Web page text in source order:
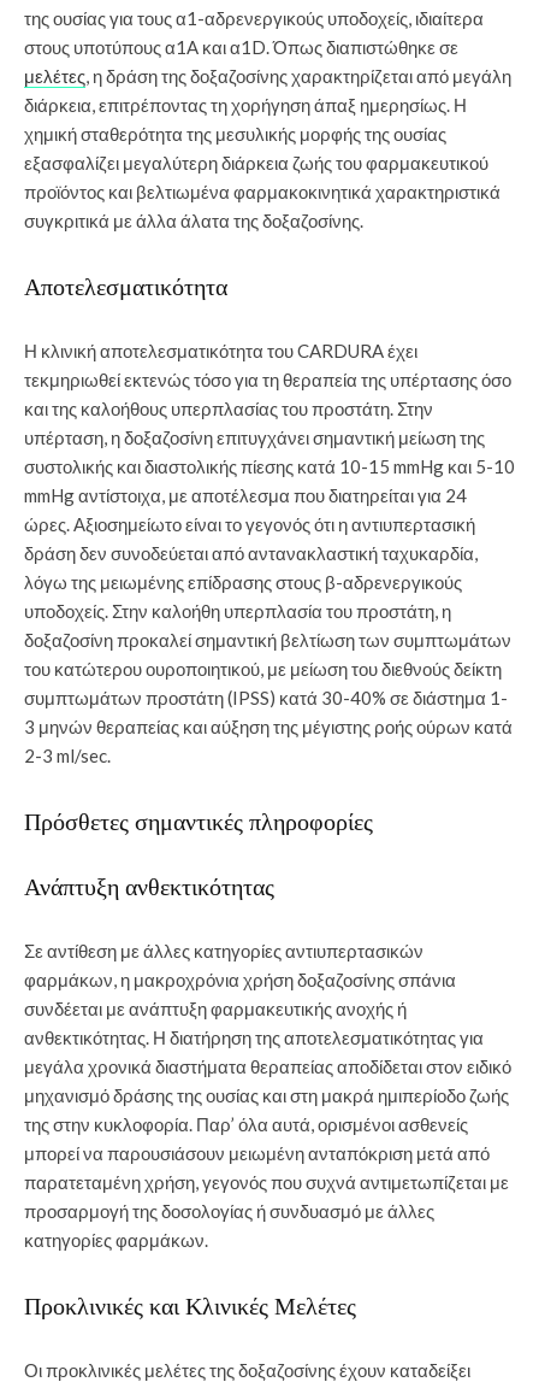
της ουσίας για τους α1-αδρενεργικούς υποδοχείς, ιδιαίτερα
στους υποτύπους α1A και α1D. Όπως διαπιστώθηκε σε
μελέτες, η δράση της δοξαζοσίνης χαρακτηρίζεται από μεγάλη
διάρκεια, επιτρέποντας τη χορήγηση άπαξ ημερησίως. Η
χημική σταθερότητα της μεσυλικής μορφής της ουσίας
εξασφαλίζει μεγαλύτερη διάρκεια ζωής του φαρμακευτικού
προϊόντος και βελτιωμένα φαρμακοκινητικά χαρακτηριστικά
συγκριτικά με άλλα άλατα της δοξαζοσίνης.
Αποτελεσματικότητα
Η κλινική αποτελεσματικότητα του CARDURA έχει
τεκμηριωθεί εκτενώς τόσο για τη θεραπεία της υπέρτασης όσο
και της καλοήθους υπερπλασίας του προστάτη. Στην
υπέρταση, η δοξαζοσίνη επιτυγχάνει σημαντική μείωση της
συστολικής και διαστολικής πίεσης κατά 10-15 mmHg και 5-10
mmHg αντίστοιχα, με αποτέλεσμα που διατηρείται για 24
ώρες. Αξιοσημείωτο είναι το γεγονός ότι η αντιυπερτασική
δράση δεν συνοδεύεται από αντανακλαστική ταχυκαρδία,
λόγω της μειωμένης επίδρασης στους β-αδρενεργικούς
υποδοχείς. Στην καλοήθη υπερπλασία του προστάτη, η
δοξαζοσίνη προκαλεί σημαντική βελτίωση των συμπτωμάτων
του κατώτερου ουροποιητικού, με μείωση του διεθνούς δείκτη
συμπτωμάτων προστάτη (IPSS) κατά 30-40% σε διάστημα 1-
3 μηνών θεραπείας και αύξηση της μέγιστης ροής ούρων κατά
2-3 ml/sec.
Πρόσθετες σημαντικές πληροφορίες
Ανάπτυξη ανθεκτικότητας
Σε αντίθεση με άλλες κατηγορίες αντιυπερτασικών
φαρμάκων, η μακροχρόνια χρήση δοξαζοσίνης σπάνια
συνδέεται με ανάπτυξη φαρμακευτικής ανοχής ή
ανθεκτικότητας. Η διατήρηση της αποτελεσματικότητας για
μεγάλα χρονικά διαστήματα θεραπείας αποδίδεται στον ειδικό
μηχανισμό δράσης της ουσίας και στη μακρά ημιπερίοδο ζωής
της στην κυκλοφορία. Παρ’ όλα αυτά, ορισμένοι ασθενείς
μπορεί να παρουσιάσουν μειωμένη ανταπόκριση μετά από
παρατεταμένη χρήση, γεγονός που συχνά αντιμετωπίζεται με
προσαρμογή της δοσολογίας ή συνδυασμό με άλλες
κατηγορίες φαρμάκων.
Προκλινικές και Κλινικές Μελέτες
Οι προκλινικές μελέτες της δοξαζοσίνης έχουν καταδείξει